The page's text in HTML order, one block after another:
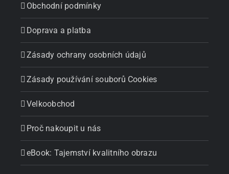
Obchodní podmínky
Doprava a platba
Zásady ochrany osobních údajů
Zásady používání souborů Cookies
Velkoobchod
Proč nakoupit u nás
eBook: Tajemství kvalitního obrazu